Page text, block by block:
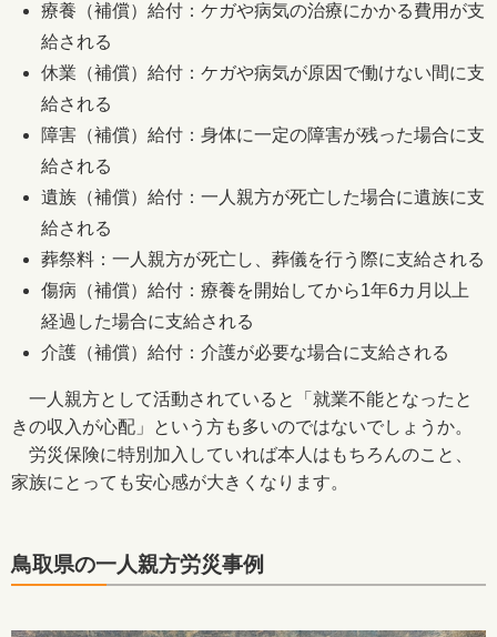
療養（補償）給付：ケガや病気の治療にかかる費用が支
給される
休業（補償）給付：ケガや病気が原因で働けない間に支
給される
障害（補償）給付：身体に一定の障害が残った場合に支
給される
遺族（補償）給付：一人親方が死亡した場合に遺族に支
給される
葬祭料：一人親方が死亡し、葬儀を行う際に支給される
傷病（補償）給付：療養を開始してから1年6カ月以上
経過した場合に支給される
介護（補償）給付：介護が必要な場合に支給される
一人親方として活動されていると「就業不能となったと
きの収入が心配」という方も多いのではないでしょうか。
労災保険に特別加入していれば本人はもちろんのこと、
家族にとっても安心感が大きくなります。
鳥取県の一人親方労災事例